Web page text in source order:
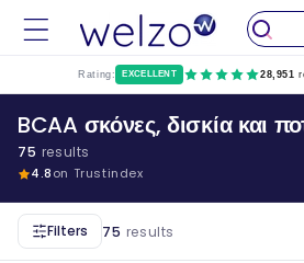
το
περιεχόμενο
Rating: EXCELLENT 28,951
BCAA σκόνες, δισκία και
75 results
4.8on Trustindex
Filters 75 results